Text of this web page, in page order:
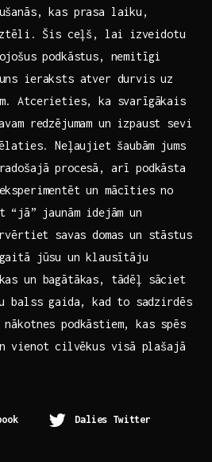
kas prasa laiku,
iztēli. Šis ceļš, lai⁤ izveidotu
⁤podkāstus,‌ nemitīgi⁤
ieraksts ‍atver durvis ​uz
Atcerieties,​ ka svarīgākais
redzējumam un izpaust sevi
Neļaujiet⁣ šaubām jums
​procesā, arī podkāsta
un mācīties no‌
⁣“jā” jaunām idejām​ un
savas‌ domas un stāstus
jūsu⁣ un klausītāju
un bagātākas, tādēļ sāciet
balss gaida,⁣ kad to‍ sadzirdēs
podkāstiem,⁤ kas‌ spēs
vienot ⁢cilvēkus​ visā ⁣plašajā
Dalies Twitter